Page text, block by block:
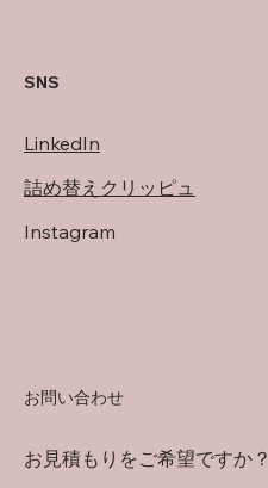
SNS
LinkedIn
詰め替えクリッピュ
Instagram
お見積もりをご希望ですか？
お問い合わせ